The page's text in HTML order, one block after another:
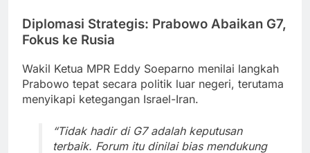
Diplomasi Strategis: Prabowo Abaikan G7,
Fokus ke Rusia
Wakil Ketua MPR Eddy Soeparno menilai langkah
Prabowo tepat secara politik luar negeri, terutama
menyikapi ketegangan Israel-Iran.
“Tidak hadir di G7 adalah keputusan
terbaik. Forum itu dinilai bias mendukung